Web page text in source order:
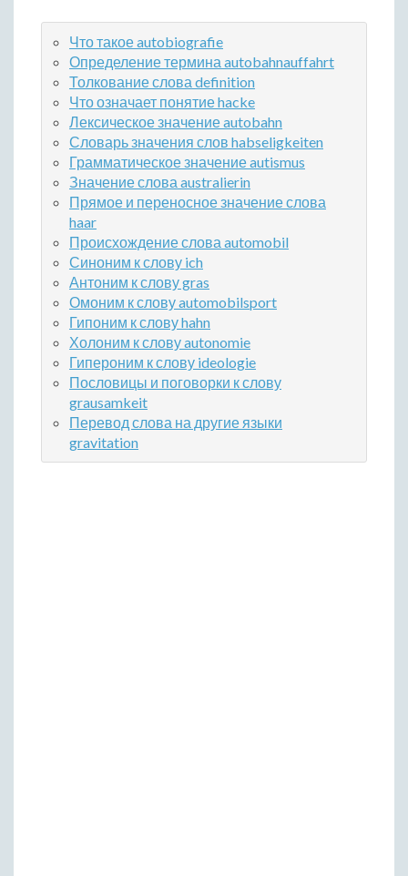
Что такое autobiografie
Определение термина autobahnauffahrt
Толкование слова definition
Что означает понятие hacke
Лексическое значение autobahn
Словарь значения слов habseligkeiten
Грамматическое значение autismus
Значение слова australierin
Прямое и переносное значение слова
haar
Происхождение слова automobil
Синоним к слову ich
Антоним к слову gras
Омоним к слову automobilsport
Гипоним к слову hahn
Холоним к слову autonomie
Гипероним к слову ideologie
Пословицы и поговорки к слову
grausamkeit
Перевод слова на другие языки
gravitation